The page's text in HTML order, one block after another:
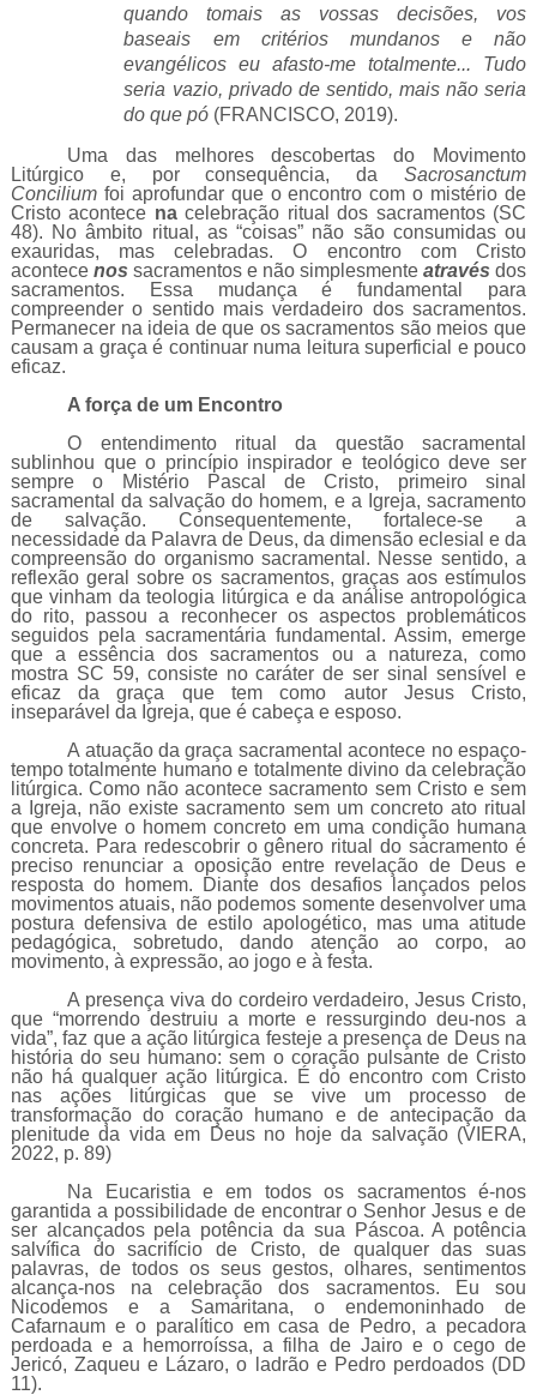
quando tomais as vossas decisões, vos
baseais em critérios mundanos e não
evangélicos eu afasto-me totalmente... Tudo
seria vazio, privado de sentido, mais não seria
do que pó (FRANCISCO, 2019).
Uma das melhores descobertas do Movimento
Litúrgico e, por consequência, daSacrosanctum
Conciliumfoi aprofundar que o encontro com o mistério de
Cristo acontece nacelebração ritual dos sacramentos (SC
48). No âmbito ritual, as “coisas” não são consumidas ou
exauridas, mas celebradas. O encontro com Cristo
acontece nos sacramentos e não simplesmenteatravés dos
sacramentos. Essa mudança é fundamental para
compreender o sentido mais verdadeiro dos sacramentos.
Permanecer na ideia de que os sacramentos são meios que
causam a graça é continuar numa leitura superficial e pouco
eficaz.
A força de um Encontro
O entendimento ritual da questão sacramental
sublinhou que o princípio inspirador e teológico deve ser
sempre o Mistério Pascal de Cristo, primeiro sinal
sacramental da salvação do homem, e a Igreja, sacramento
de salvação. Consequentemente, fortalece-se a
necessidade da Palavra de Deus, da dimensão eclesial e da
compreensão do organismo sacramental. Nesse sentido, a
reflexão geral sobre os sacramentos, graças aos estímulos
que vinham da teologia litúrgica e da análise antropológica
do rito, passou a reconhecer os aspectos problemáticos
seguidos pela sacramentária fundamental. Assim, emerge
que a essência dos sacramentos ou a natureza, como
mostra SC 59, consiste no caráter de ser sinal sensível e
eficaz da graça que tem como autor Jesus Cristo,
inseparável da Igreja, que é cabeça e esposo.
A atuação da graça sacramental acontece no espaço-
tempo totalmente humano e totalmente divino da celebração
litúrgica. Como não acontece sacramento sem Cristo e sem
a Igreja, não existe sacramento sem um concreto ato ritual
que envolve o homem concreto em uma condição humana
concreta. Para redescobrir o gênero ritual do sacramento é
preciso renunciar a oposição entre revelação de Deus e
resposta do homem. Diante dos desafios lançados pelos
movimentos atuais, não podemos somente desenvolver uma
postura defensiva de estilo apologético, mas uma atitude
pedagógica, sobretudo, dando atenção ao corpo, ao
movimento, à expressão, ao jogo e à festa.
A presença viva do cordeiro verdadeiro, Jesus Cristo,
que “morrendo destruiu a morte e ressurgindo deu-nos a
vida”, faz que a ação litúrgica festeje a presença de Deus na
história do seu humano: sem o coração pulsante de Cristo
não há qualquer ação litúrgica. É do encontro com Cristo
nas ações litúrgicas que se vive um processo de
transformação do coração humano e de antecipação da
plenitude da vida em Deus no hoje da salvação (VIERA,
2022, p. 89)
Na Eucaristia e em todos os sacramentos é-nos
garantida a possibilidade de encontrar o Senhor Jesus e de
ser alcançados pela potência da sua Páscoa. A potência
salvífica do sacrifício de Cristo, de qualquer das suas
palavras, de todos os seus gestos, olhares, sentimentos
alcança-nos na celebração dos sacramentos. Eu sou
Nicodemos e a Samaritana, o endemoninhado de
Cafarnaum e o paralítico em casa de Pedro, a pecadora
perdoada e a hemorroíssa, a filha de Jairo e o cego de
Jericó, Zaqueu e Lázaro, o ladrão e Pedro perdoados (DD
11).